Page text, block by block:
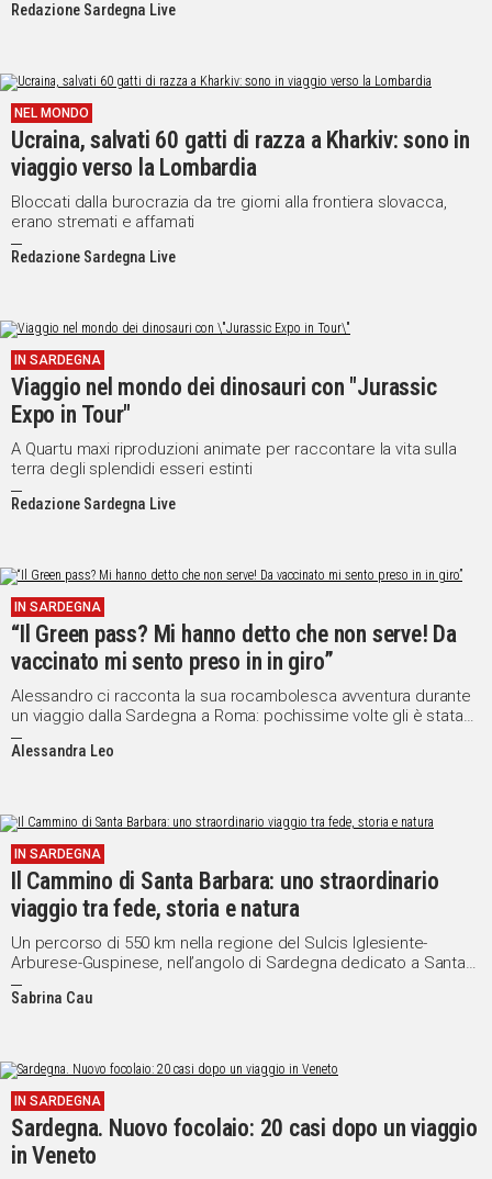
Redazione Sardegna Live
NEL MONDO
Ucraina, salvati 60 gatti di razza a Kharkiv: sono in
viaggio verso la Lombardia
Bloccati dalla burocrazia da tre giorni alla frontiera slovacca,
erano stremati e affamati
Redazione Sardegna Live
IN SARDEGNA
Viaggio nel mondo dei dinosauri con "Jurassic
Expo in Tour"
A Quartu maxi riproduzioni animate per raccontare la vita sulla
terra degli splendidi esseri estinti
Redazione Sardegna Live
IN SARDEGNA
“Il Green pass? Mi hanno detto che non serve! Da
vaccinato mi sento preso in in giro”
Alessandro ci racconta la sua rocambolesca avventura durante
un viaggio dalla Sardegna a Roma: pochissime volte gli è stata
chiesta la certificazione verde, come mai?
Alessandra Leo
IN SARDEGNA
Il Cammino di Santa Barbara: uno straordinario
viaggio tra fede, storia e natura
Un percorso di 550 km nella regione del Sulcis Iglesiente-
Arburese-Guspinese, nell’angolo di Sardegna dedicato a Santa
Barbara, la patrona dei minatori. La videointervista del Presidente
della Fondazione Giampiero Pinna
Sabrina Cau
IN SARDEGNA
Sardegna. Nuovo focolaio: 20 casi dopo un viaggio
in Veneto